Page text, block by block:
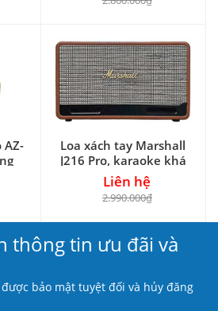
AZ-
Loa xách tay Marshall
J216 Pro, karaoke khá
hay
Liên hệ
2.990.000₫
thông tin ưu đãi và
bảo mật tuyệt đối và hủy đăng